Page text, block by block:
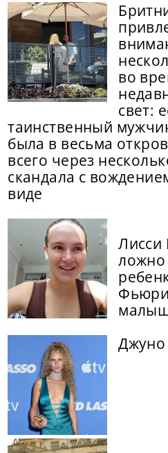
во
свет:
таинственный
была в весьма
всего через
скандала с
виде
Лисси
ложно
Джуно